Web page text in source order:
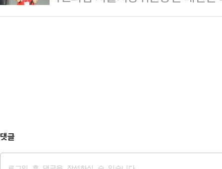
치러진 선거에서 …
업의 노동 구조를 다시 들여다보고
지 부족 사태와 관련해 "선거 개입
댓글